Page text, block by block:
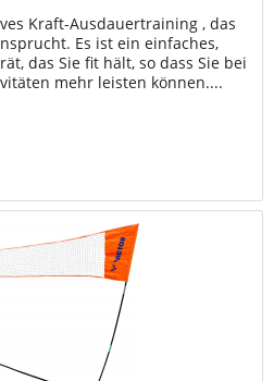
Kraft-Ausdauertraining , das
Es ist ein einfaches,
das Sie fit hält, so dass Sie bei
mehr leisten können....